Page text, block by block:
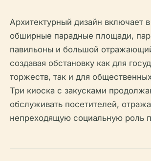
Архитектурный дизайн включает
обширные парадные площади,
павильоны и большой
создавая обстановку как для
торжеств, так и для
Три киоска с закусками
обслуживать посетителей,
непреходящую социальную роль